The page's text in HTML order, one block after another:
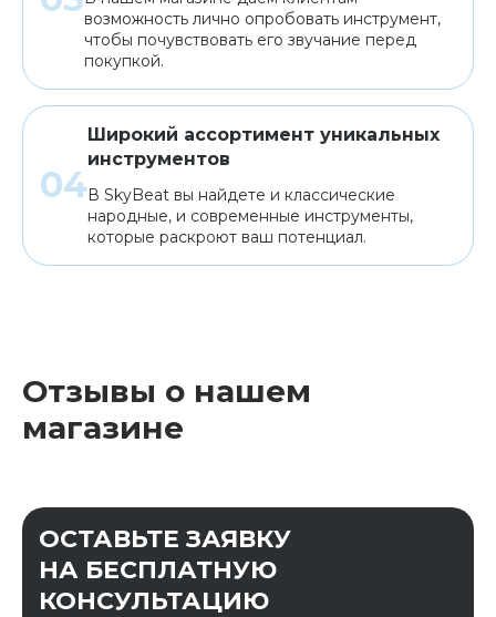
возможность лично опробовать инструмент,
чтобы почувствовать его звучание перед
покупкой.
Широкий ассортимент уникальных
инструментов
В SkyBeat вы найдете и классические
народные, и современные инструменты,
которые раскроют ваш потенциал.
Отзывы о нашем
магазине
ОСТАВЬТЕ ЗАЯВКУ
НА БЕСПЛАТНУЮ
КОНСУЛЬТАЦИЮ